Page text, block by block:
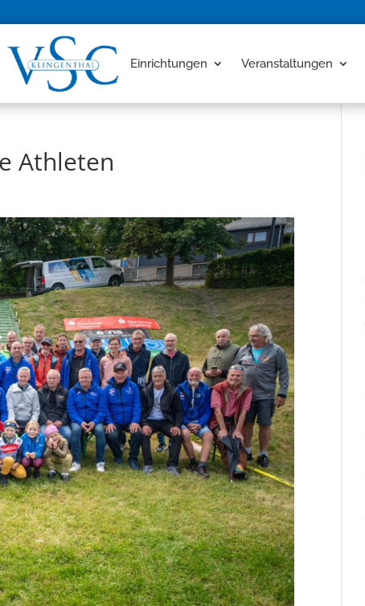
Einrichtungen Veranstaltungen
Athleten